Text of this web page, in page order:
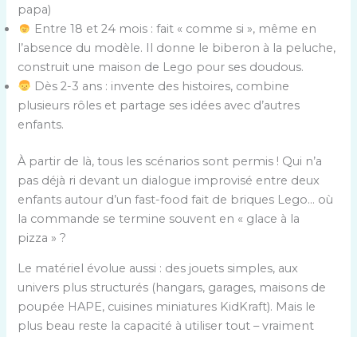
papa)
Entre 18 et 24 mois : fait « comme si », même en
l’absence du modèle. Il donne le biberon à la peluche,
construit une maison de Lego pour ses doudous.
Dès 2-3 ans : invente des histoires, combine
plusieurs rôles et partage ses idées avec d’autres
enfants.
À partir de là, tous les scénarios sont permis ! Qui n’a
pas déjà ri devant un dialogue improvisé entre deux
enfants autour d’un fast-food fait de briques Lego… où
la commande se termine souvent en « glace à la
pizza » ?
Le matériel évolue aussi : des jouets simples, aux
univers plus structurés (hangars, garages, maisons de
poupée HAPE, cuisines miniatures KidKraft). Mais le
plus beau reste la capacité à utiliser tout – vraiment